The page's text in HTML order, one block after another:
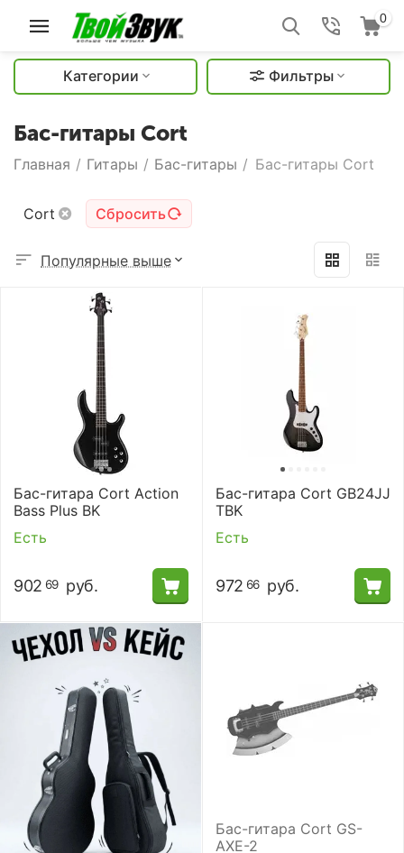
0
Категории Фильтры
Бас-гитары Cort
Главная / Гитары / Бас-гитары / Бас-гитары Cort
Cort Сбросить
Популярные выше
Бас-гитара Cort Action
Bass Plus BK
Есть
902 69 руб.
Бас-гитара Cort GB24JJ
TBK
Есть
972 66 руб.
Бас-гитара Cort GS-
AXE-2